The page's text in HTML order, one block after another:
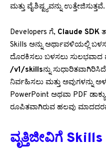
ಮತ್ತು ವೈಶಿಷ್ಟ್ಯವನ್ನು ಉತ್ತೇಜಿಸುತ್ತವೆ.
Developers ಗೆ, Claude SDK
Skills ಅನ್ನು ಅರ್ಥಾವಳಿಯಲ್ಲಿ
ದೊರಕಿಸಲು ಬಳಸಲು ಸುಲಭವಾದ
/v1/skillsನ್ನು
ನಿರ್ವಹಿಸಲು ಮತ್ತು ಅವುಗಳನ್ನು
PowerPoint ಅಥವಾ PDF
ರೂಪಿತವಾಗಿರುವ ಹಲವು
ವೃತ್ತಿಜೀವಿಗೆ